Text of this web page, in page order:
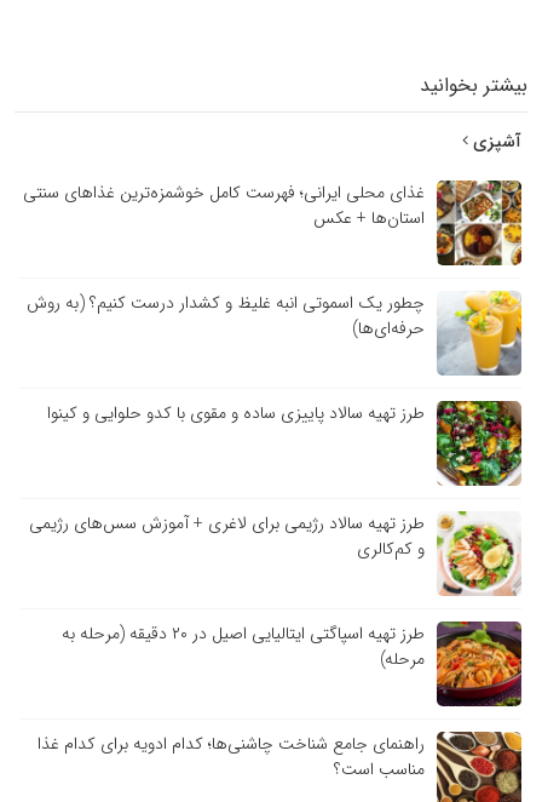
بیشتر بخوانید
آشپزی
غذای محلی ایرانی؛ فهرست کامل خوشمزه‌ترین غذاهای سنتی
استان‌ها + عکس
چطور یک اسموتی انبه غلیظ و کشدار درست کنیم؟ (به روش
حرفه‌ای‌ها)
طرز تهیه سالاد پاییزی ساده و مقوی با کدو حلوایی و کینوا
طرز تهیه سالاد رژیمی برای لاغری + آموزش سس‌های رژیمی
و کم‌کالری
طرز تهیه اسپاگتی ایتالیایی اصیل در ۲۰ دقیقه (مرحله به
مرحله)
راهنمای جامع شناخت چاشنی‌ها؛ کدام ادویه برای کدام غذا
مناسب است؟